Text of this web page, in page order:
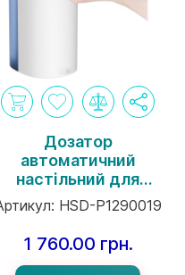
Дозатор
автоматичний
настільний для
мила-піни торгової
марки Interhasa 300
мл білого кольору
HSD-P1290019
1 760.00 грн.